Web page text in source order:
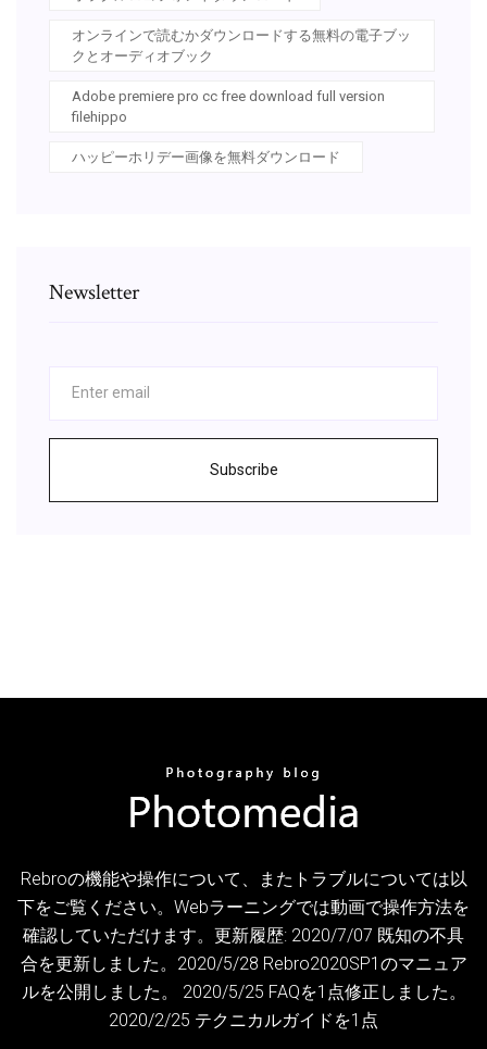
オンラインで読むかダウンロードする無料の電子ブッ
クとオーディオブック
Adobe premiere pro cc free download full version
filehippo
ハッピーホリデー画像を無料ダウンロード
Newsletter
Subscribe
Rebroの機能や操作について、またトラブルについては以
下をご覧ください。Webラーニングでは動画で操作方法を
確認していただけます。更新履歴: 2020/7/07 既知の不具
合を更新しました。2020/5/28 Rebro2020SP1のマニュア
ルを公開しました。 2020/5/25 FAQを1点修正しました。
2020/2/25 テクニカルガイドを1点